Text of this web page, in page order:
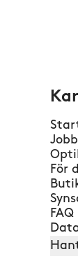
Jobb
För
FAQ